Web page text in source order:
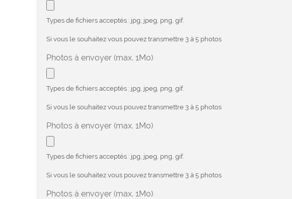
Types de fichiers acceptés : jpg, jpeg, png, gif.
Si vous le souhaitez vous pouvez transmettre 3 à 5 photos
Photos à envoyer (max. 1Mo)
Types de fichiers acceptés : jpg, jpeg, png, gif.
Si vous le souhaitez vous pouvez transmettre 3 à 5 photos
Photos à envoyer (max. 1Mo)
Types de fichiers acceptés : jpg, jpeg, png, gif.
Si vous le souhaitez vous pouvez transmettre 3 à 5 photos
Photos à envoyer (max. 1Mo)